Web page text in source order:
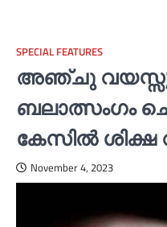
SPECIAL FEATURES
അഞ്ചു
ബലാത്സംഗം
കേസിൽ ശിക്ഷ
November 4, 2023